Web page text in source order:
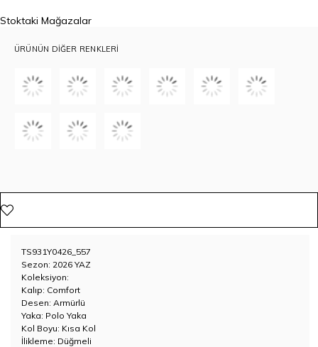
Stoktaki Mağazalar
ÜRÜNÜN DIĞER RENKLERI
TS931Y0426_557
Sezon: 2026 YAZ
Koleksiyon:
Kalıp: Comfort
Desen: Armürlü
Yaka: Polo Yaka
Kol Boyu: Kısa Kol
İlikleme: Düğmeli